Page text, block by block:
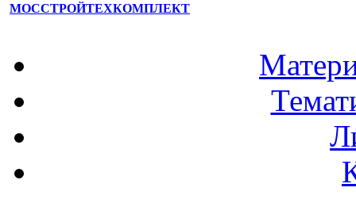
МОССТРОЙТЕХКОМПЛЕКТ